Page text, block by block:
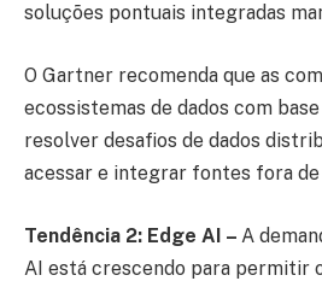
soluções pontuais integradas
O Gartner recomenda que as
ecossistemas de dados com
resolver desafios de dados
acessar e integrar fontes fora
Tendência 2: Edge AI – A
AI está crescendo para permitir